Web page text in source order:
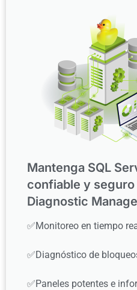
Mantenga SQL
confiable y seguro
Diagnostic
✅Monitoreo en tiempo
✅Diagnóstico de
✅Paneles potentes e